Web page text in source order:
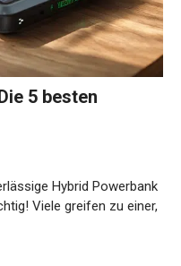
5 besten
Hybrid Powerbank
Viele greifen zu einer,